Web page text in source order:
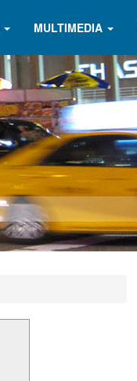
MULTIMEDIA